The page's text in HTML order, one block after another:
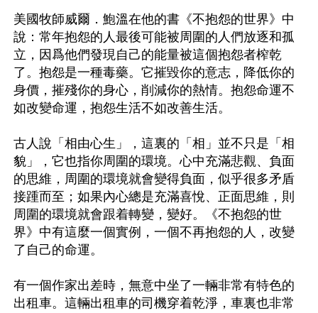
美國牧師威爾．鮑溫在他的書《不抱怨的世界》中
說：常年抱怨的人最後可能被周圍的人們放逐和孤
立，因爲他們發現自己的能量被這個抱怨者榨乾
了。抱怨是一種毒藥。它摧毀你的意志，降低你的
身價，摧殘你的身心，削減你的熱情。抱怨命運不
如改變命運，抱怨生活不如改善生活。
古人說「相由心生」，這裏的「相」並不只是「相
貌」，它也指你周圍的環境。心中充滿悲觀、負面
的思維，周圍的環境就會變得負面，似乎很多矛盾
接踵而至；如果內心總是充滿喜悅、正面思維，則
周圍的環境就會跟着轉變，變好。《不抱怨的世
界》中有這麼一個實例，一個不再抱怨的人，改變
了自己的命運。
有一個作家出差時，無意中坐了一輛非常有特色的
出租車。這輛出租車的司機穿着乾淨，車裏也非常